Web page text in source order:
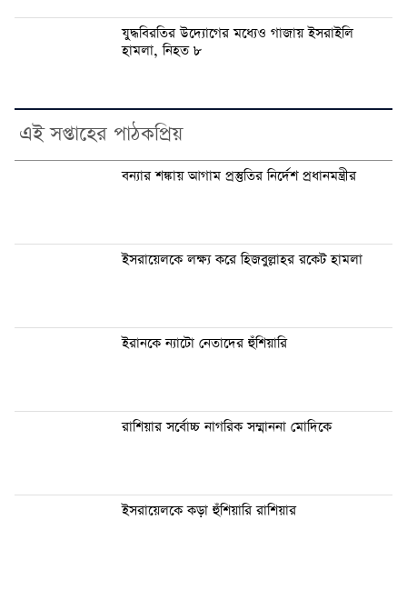
যুদ্ধবিরতির উদ্যোগের মধ্যেও গাজায় ইসরাইলি
হামলা, নিহত ৮
এই সপ্তাহের পাঠকপ্রিয়
বন্যার শঙ্কায় আগাম প্রস্তুতির নির্দেশ প্রধানমন্ত্রীর
ইসরায়েলকে লক্ষ্য করে হিজবুল্লাহর রকেট হামলা
ইরানকে ন্যাটো নেতাদের হুঁশিয়ারি
রাশিয়ার সর্বোচ্চ নাগরিক সম্মাননা মোদিকে
ইসরায়েলকে কড়া হুঁশিয়ারি রাশিয়ার